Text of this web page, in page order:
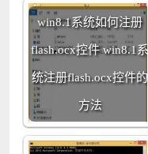
win8.1系统如何注册
flash.ocx控件 win8.1系
统注册flash.ocx控件的
方法